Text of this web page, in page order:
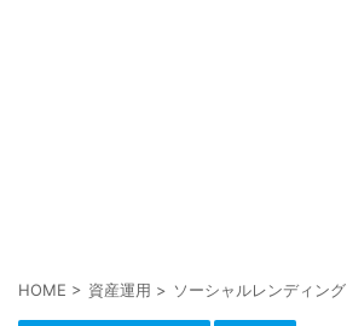
HOME > 資産運用 > ソーシャルレンディング